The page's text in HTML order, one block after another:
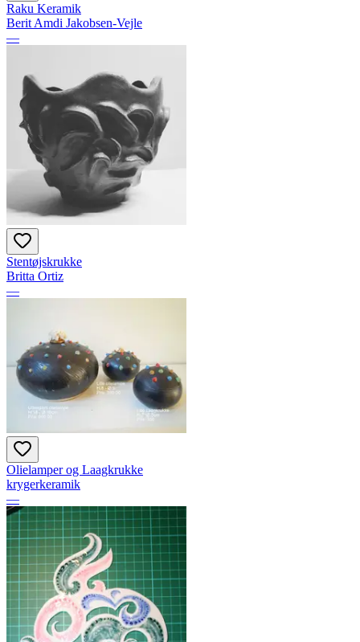
Raku Keramik
Berit Amdi Jakobsen-Vejle
—
Stentøjskrukke
Britta Ortiz
—
Olielamper og Laagkrukke
krygerkeramik
—